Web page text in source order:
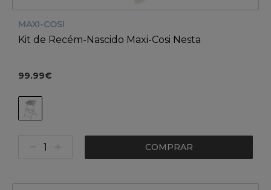
MAXI-COSI
Kit de Recém-Nascido Maxi-Cosi Nesta
99.99€
COMPRAR